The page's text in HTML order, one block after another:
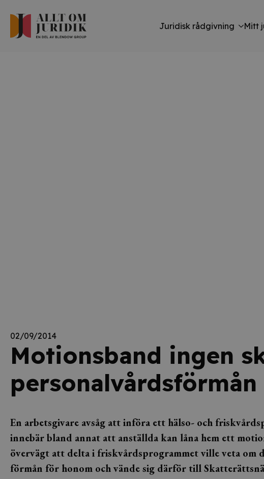
Juridisk rådgivning Mitt
02/09/2014
Motionsband ingen
personalvårdsförmån
En arbetsgivare avsåg att införa ett hälso- och
innebär bland annat att anställda kan låna hem ett
övervägt att delta i friskvårdsprogrammet ville veta om
förmån för honom och vände sig därför till